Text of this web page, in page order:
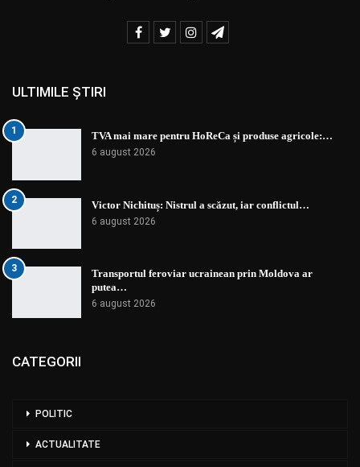
ULTIMILE ȘTIRI
1 TVA mai mare pentru HoReCa și produse agricole:…
6 august 2026
2 Victor Nichituș: Nistrul a scăzut, iar conflictul…
6 august 2026
3
Transportul feroviar ucrainean prin Moldova ar
putea…
6 august 2026
CATEGORII
POLITIC
ACTUALITATE